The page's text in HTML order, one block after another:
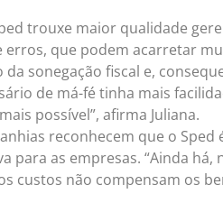
trouxe maior qualidade
que podem acarretar
sonegação fiscal e,
de má-fé tinha mais
possível”, afirma Juliana.
reconhecem que o Sped
para as empresas. “Ainda há,
custos não compensam os